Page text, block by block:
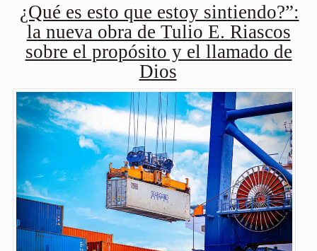
¿Qué es esto que estoy sintiendo?”:
la nueva obra de Tulio E. Riascos
sobre el propósito y el llamado de
Dios